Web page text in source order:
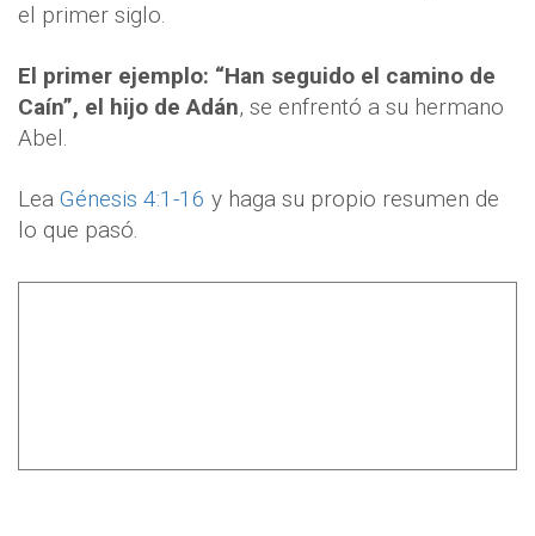
el primer siglo.
El primer ejemplo: “Han seguido el camino de
Caín”, el hijo de Adán, se enfrentó a su hermano
Abel.
Lea Génesis 4:1-16 y haga su propio resumen de
lo que pasó.